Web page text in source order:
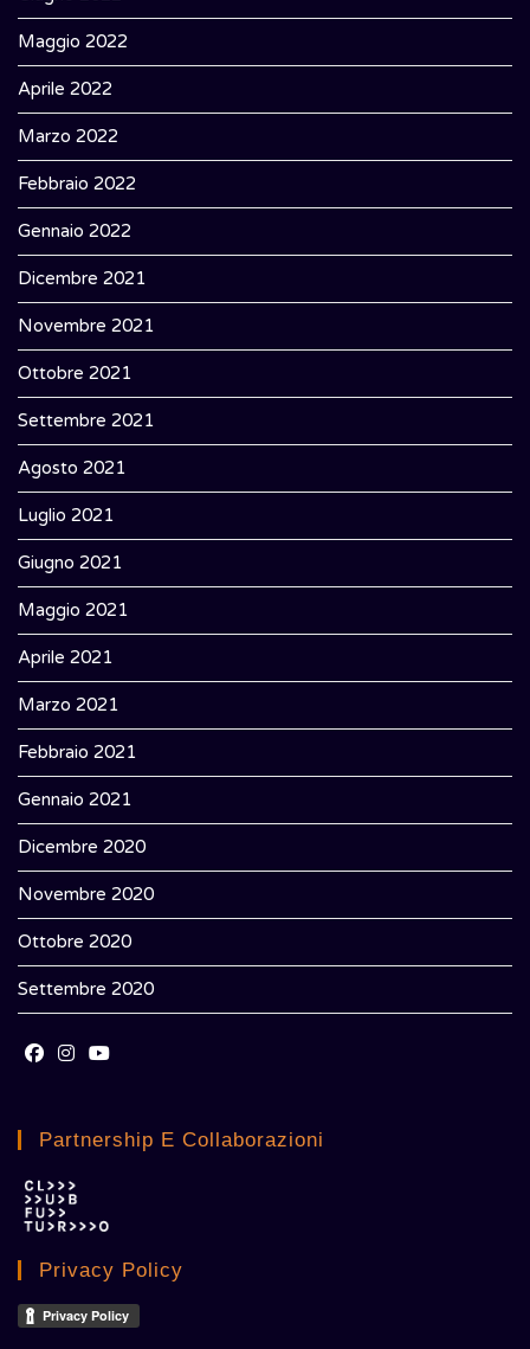
Maggio 2022
Aprile 2022
Marzo 2022
Febbraio 2022
Gennaio 2022
Dicembre 2021
Novembre 2021
Ottobre 2021
Settembre 2021
Agosto 2021
Luglio 2021
Giugno 2021
Maggio 2021
Aprile 2021
Marzo 2021
Febbraio 2021
Gennaio 2021
Dicembre 2020
Novembre 2020
Ottobre 2020
Settembre 2020
tab
a
tab
a
Partnership E Collaborazioni
Privacy Policy